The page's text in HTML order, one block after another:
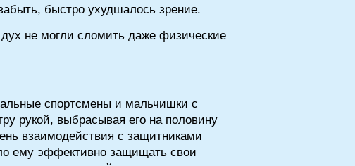
быстро ухудшалось зрение.
не могли сломить даже физические
спортсмены и мальчишки с
рукой, выбрасывая его на половину
взаимодействия с защитниками
ему эффективно защищать свои